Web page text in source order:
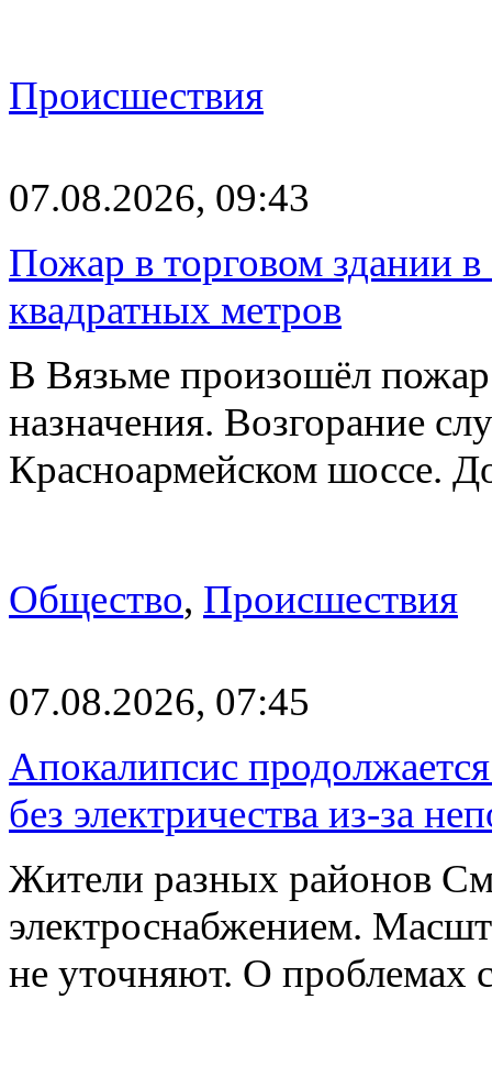
Происшествия
07.08.2026, 09:43
Пожар в торговом здании
квадратных метров
В Вязьме произошёл пожар
назначения. Возгорание
Красноармейском шоссе.
Общество, Происшествия
07.08.2026, 07:45
Апокалипсис
без электричества из-за
Жители разных районов
электроснабжением.
не уточняют. О проблемах